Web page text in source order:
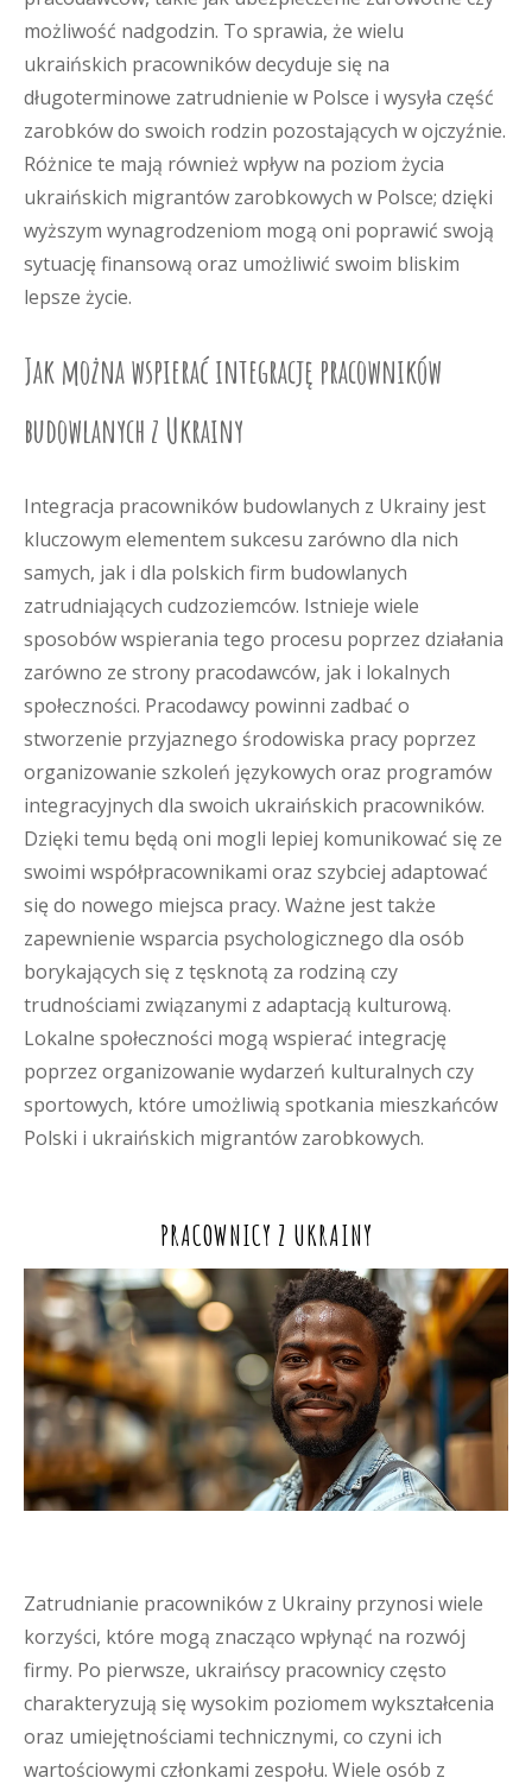
możliwość nadgodzin. To sprawia, że wielu
ukraińskich pracowników decyduje się na
długoterminowe zatrudnienie w Polsce i wysyła część
zarobków do swoich rodzin pozostających w ojczyźnie.
Różnice te mają również wpływ na poziom życia
ukraińskich migrantów zarobkowych w Polsce; dzięki
wyższym wynagrodzeniom mogą oni poprawić swoją
sytuację finansową oraz umożliwić swoim bliskim
lepsze życie.
Jak można wspierać integrację pracowników
budowlanych z Ukrainy
Integracja pracowników budowlanych z Ukrainy jest
kluczowym elementem sukcesu zarówno dla nich
samych, jak i dla polskich firm budowlanych
zatrudniających cudzoziemców. Istnieje wiele
sposobów wspierania tego procesu poprzez działania
zarówno ze strony pracodawców, jak i lokalnych
społeczności. Pracodawcy powinni zadbać o
stworzenie przyjaznego środowiska pracy poprzez
organizowanie szkoleń językowych oraz programów
integracyjnych dla swoich ukraińskich pracowników.
Dzięki temu będą oni mogli lepiej komunikować się ze
swoimi współpracownikami oraz szybciej adaptować
się do nowego miejsca pracy. Ważne jest także
zapewnienie wsparcia psychologicznego dla osób
borykających się z tęsknotą za rodziną czy
trudnościami związanymi z adaptacją kulturową.
Lokalne społeczności mogą wspierać integrację
poprzez organizowanie wydarzeń kulturalnych czy
sportowych, które umożliwią spotkania mieszkańców
Polski i ukraińskich migrantów zarobkowych.
PRACOWNICY Z UKRAINY
Zatrudnianie pracowników z Ukrainy przynosi wiele
korzyści, które mogą znacząco wpłynąć na rozwój
firmy. Po pierwsze, ukraińscy pracownicy często
charakteryzują się wysokim poziomem wykształcenia
oraz umiejętnościami technicznymi, co czyni ich
wartościowymi członkami zespołu. Wiele osób z